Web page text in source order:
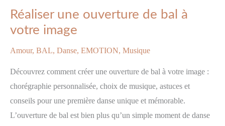
Réaliser une ouverture de bal à
votre image
Amour, BAL, Danse, EMOTION, Musique
Découvrez comment créer une ouverture de bal à votre image :
chorégraphie personnalisée, choix de musique, astuces et
conseils pour une première danse unique et mémorable.
L’ouverture de bal est bien plus qu’un simple moment de danse
ouverture
bal
image